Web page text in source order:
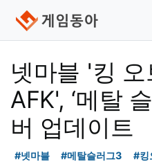
넷마블 '킹 오
AFK', ‘메탈
버 업데이트
#넷마블 #메탈슬러그3 #킹